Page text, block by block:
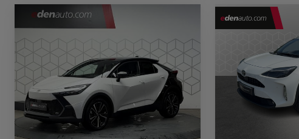
TOYOTA C-HR
HYBRIDE OU HYBRIDE RECHARGEABLE